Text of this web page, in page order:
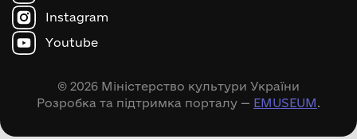
Instagram
Youtube
© 2026 Міністерство культури України
Розробка та підтримка порталу — EMUSEUM.